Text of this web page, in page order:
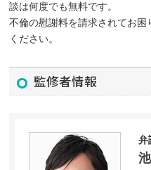
談は何度でも無料です。
不倫の慰謝料を請求されてお
ください。
監修者情報
弁